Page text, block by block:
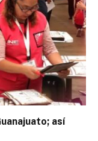
así